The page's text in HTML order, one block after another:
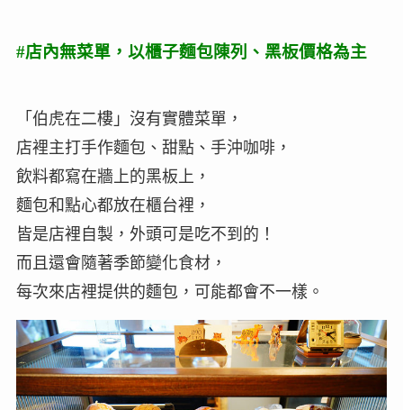
#店內無菜單，以櫃子麵包陳列、黑板價格為主
「伯虎在二樓」沒有實體菜單，
店裡主打手作麵包、甜點、手沖咖啡，
飲料都寫在牆上的黑板上，
麵包和點心都放在櫃台裡，
皆是店裡自製，外頭可是吃不到的！
而且還會隨著季節變化食材，
每次來店裡提供的麵包，可能都會不一樣。